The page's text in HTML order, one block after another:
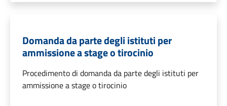
Domanda da parte degli istituti per
ammissione a stage o tirocinio
Procedimento di domanda da parte degli istituti per
ammissione a stage o tirocinio